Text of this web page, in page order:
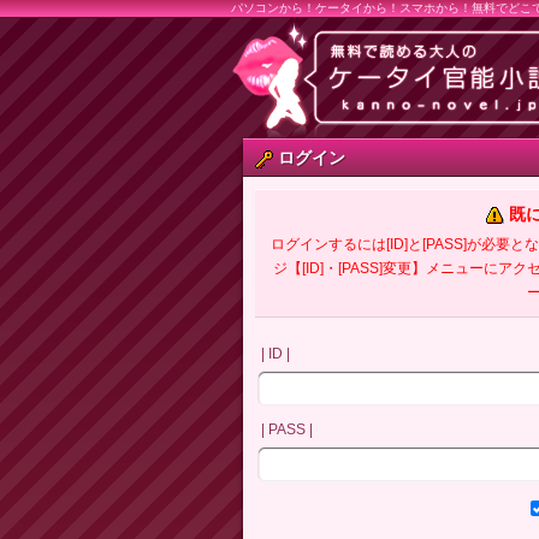
パソコンから！ケータイから！スマホから！無料でどこ
ログイン
既
ログインするには[ID]と[PASS]が必要と
ジ【[ID]・[PASS]変更】メニューにアク
| ID |
| PASS |